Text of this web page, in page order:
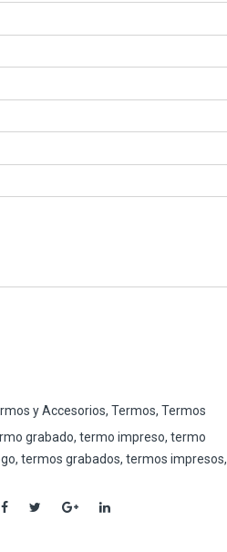
y Accesorios, Termos, Termos
grabado, termo impreso, termo
, termos grabados, termos impresos,